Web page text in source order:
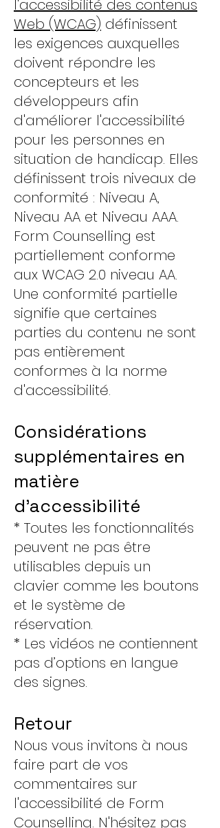
l'accessibilité des contenus
Web (WCAG) définissent
les exigences auxquelles
doivent répondre les
concepteurs et les
développeurs afin
d'améliorer l'accessibilité
pour les personnes en
situation de handicap. Elles
définissent trois niveaux de
conformité : Niveau A,
Niveau AA et Niveau AAA.
Form Counselling est
partiellement conforme
aux WCAG 2.0 niveau AA.
Une conformité partielle
signifie que certaines
parties du contenu ne sont
pas entièrement
conformes à la norme
d'accessibilité.
Considérations
supplémentaires en
matière
d'accessibilité
* Toutes les fonctionnalités
peuvent ne pas être
utilisables depuis un
clavier comme les boutons
et le système de
réservation.
* Les vidéos ne contiennent
pas d’options en langue
des signes.
Retour
Nous vous invitons à nous
faire part de vos
commentaires sur
l'accessibilité de Form
Counselling. N'hésitez pas